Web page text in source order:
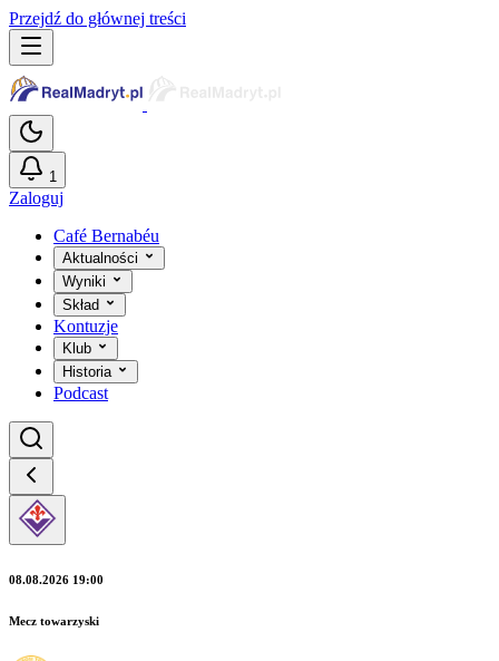
Przejdź do głównej treści
1
Zaloguj
Café Bernabéu
Aktualności
Wyniki
Skład
Kontuzje
Klub
Historia
Podcast
08.08.2026 19:00
Mecz towarzyski